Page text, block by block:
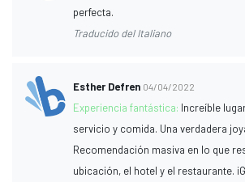
perfecta.
Traducido del Italiano
Esther Defren 04/04/2022
Experiencia fantástica: Increíble
servicio y comida. Una verdadera
Recomendación masiva en lo que
ubicación, el hotel y el restaurante.